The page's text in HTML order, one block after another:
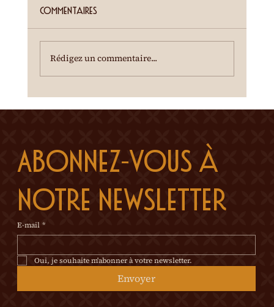
Abonnez-vous à
notre newsletter
E-mail *
Oui, je souhaite m'abonner à votre newsletter.
Envoyer
Entrée gratuite Restauration dès 19h00
Commentaires
Rédigez un commentaire...